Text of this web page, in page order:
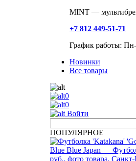
MINT —
+7 812 449-51-71
График работы:
Новинки
Все товары
0
0
Войти
ПОПУЛЯРНОЕ